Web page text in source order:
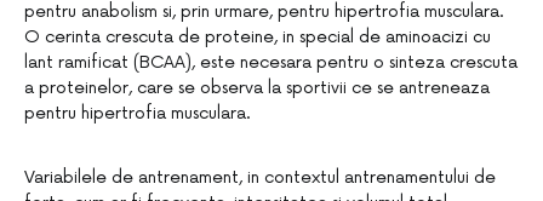
pentru anabolism si, prin urmare, pentru hipertrofia musculara.
O cerinta crescuta de proteine, in special de aminoacizi cu
lant ramificat (BCAA), este necesara pentru o sinteza crescuta
a proteinelor, care se observa la sportivii ce se antreneaza
pentru hipertrofia musculara.
Variabilele de antrenament, in contextul antrenamentului de